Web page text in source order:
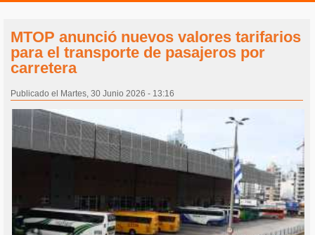
MTOP anunció nuevos valores tarifarios
para el transporte de pasajeros por
carretera
Publicado el Martes, 30 Junio 2026 - 13:16